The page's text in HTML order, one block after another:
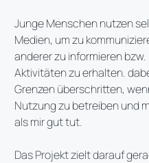
Junge Menschen nutzen
Medien, um zu
anderer zu informieren
Aktivitäten zu erhalten.
Grenzen überschritten,
Nutzung zu betreiben und
als mir gut tut.
Das Projekt zielt darauf